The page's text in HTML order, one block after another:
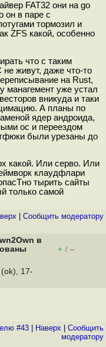
FAT32 они на go
он в паре с
тормозил и
ZFS какой, особенно
что с таким
живут, даже что-то
на Rust,
манагемент уже устал
вникуда и таки
А планы по
ядер андроида,
ос и переездом
были урезаны до
какой. Или серво. Или
клаудфлари
тырить сайты
только самой
Cообщить модератору
в
+ / –
(ok), 17-
#43 Наверх
Cообщить
модератору